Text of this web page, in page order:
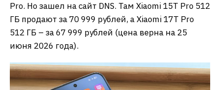
Pro. Но зашел на сайт DNS. Там Xiaomi 15T Pro 512
ГБ продают за 70 999 рублей, а Xiaomi 17T Pro
512 ГБ – за 67 999 рублей (цена верна на 25
июня 2026 года).